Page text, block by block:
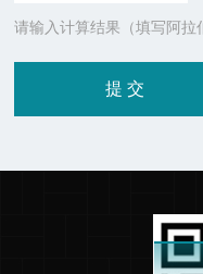
请输入计算结果（填写阿拉